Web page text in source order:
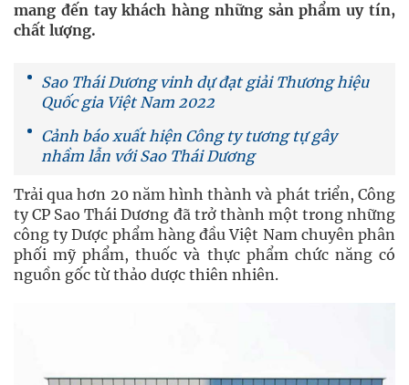
mang đến tay khách hàng những sản phẩm uy tín,
chất lượng.
Sao Thái Dương vinh dự đạt giải Thương hiệu
Quốc gia Việt Nam 2022
Cảnh báo xuất hiện Công ty tương tự gây
nhầm lẫn với Sao Thái Dương
Trải qua hơn 20 năm hình thành và phát triển, Công
ty CP Sao Thái Dương đã trở thành một trong những
công ty Dược phẩm hàng đầu Việt Nam chuyên phân
phối mỹ phẩm, thuốc và thực phẩm chức năng có
nguồn gốc từ thảo dược thiên nhiên.